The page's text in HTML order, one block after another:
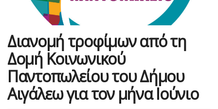
Διανομή τροφίμων από τη
Δομή Κοινωνικού
Παντοπωλείου του Δήμου
Αιγάλεω για τον μήνα Ιούνιο